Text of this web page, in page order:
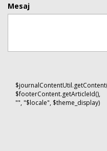
Mesaj
$footerContent.getArticleId(),
"", "$locale", $theme_display)